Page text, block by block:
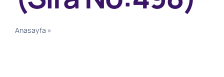
Anasayfa »